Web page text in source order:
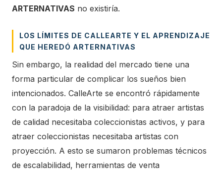
ARTERNATIVAS no existiría.
LOS LÍMITES DE CALLEARTE Y EL APRENDIZAJE
QUE HEREDÓ ARTERNATIVAS
Sin embargo, la realidad del mercado tiene una
forma particular de complicar los sueños bien
intencionados. CalleArte se encontró rápidamente
con la paradoja de la visibilidad: para atraer artistas
de calidad necesitaba coleccionistas activos, y para
atraer coleccionistas necesitaba artistas con
proyección. A esto se sumaron problemas técnicos
de escalabilidad, herramientas de venta